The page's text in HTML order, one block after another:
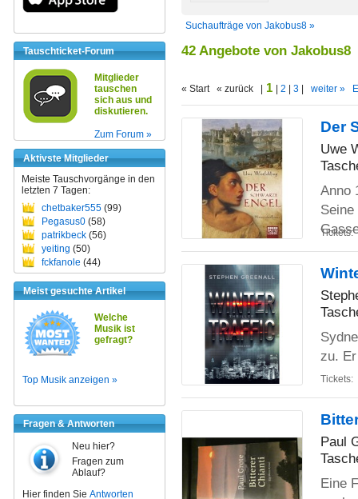
Tauschticket-Forum
Mitglieder
tauschen
sich aus und
diskutieren.
Zum Forum »
Aktivste Mitglieder
Meiste Tauschvorgänge in den
letzten 7 Tagen:
chetbaker555 (99)
Pegasus0 (58)
patrikbeck (56)
yeiting (50)
fckfanole (44)
Meist gesuchte Artikel
Welche
Musik ist
gefragt?
Top Musik anzeigen »
Fragen & Antworten
Neu hier?
Fragen zum
Ablauf?
Hier finden Sie Antworten
Suchaufträge von Jakobus8 »
42 Angebote von Jakobus8
« Start « zurück | 1 2 3 weiter »
Der
Uwe
Anno
Tickets:
zu.
Tickets:
Paul
Eine